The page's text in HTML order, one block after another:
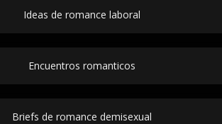
Ideas de romance laboral
Encuentros romanticos
Briefs de romance demisexual